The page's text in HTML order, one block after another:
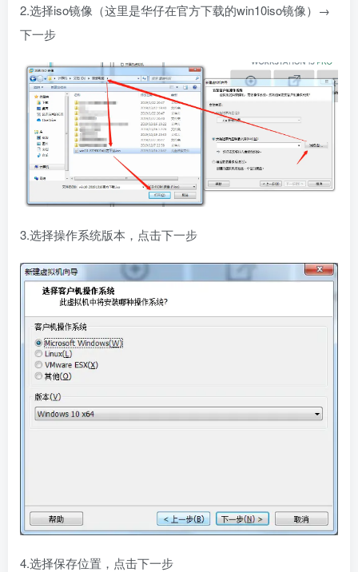
2.选择iso镜像（这里是华仔在官方下载的win10iso镜像）→
下一步
3.选择操作系统版本，点击下一步
4.选择保存位置，点击下一步